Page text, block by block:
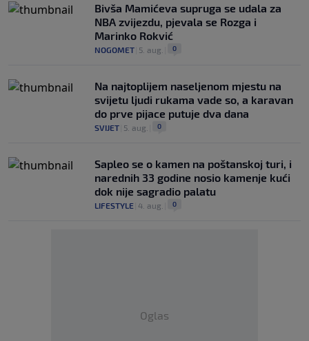
Bivša Mamićeva supruga se udala za
NBA zvijezdu, pjevala se Rozga i
Marinko Rokvić
NOGOMET 5. aug. 0
Na najtoplijem naseljenom mjestu na
svijetu ljudi rukama vade so, a karavan
do prve pijace putuje dva dana
SVIJET 5. aug. 0
Saplео se o kamen na poštanskoj turi, i
narednih 33 godine nosio kamenje kući
dok nije sagradio palatu
LIFESTYLE 4. aug. 0
Oglas